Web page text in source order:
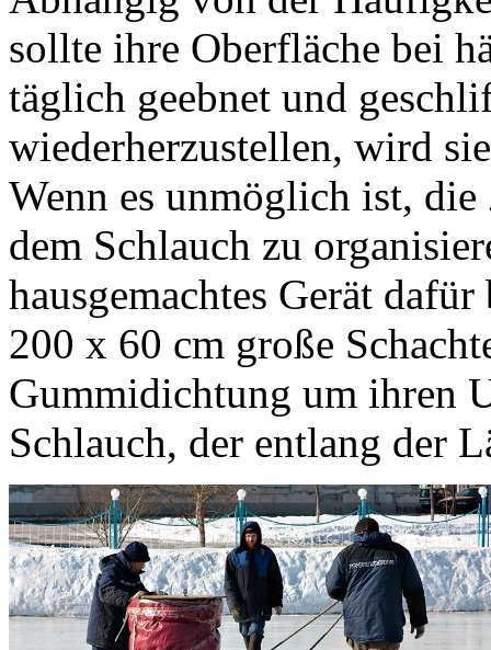
sollte ihre Oberfläche bei
täglich geebnet und
wiederherzustellen, wird
Wenn es unmöglich ist,
dem Schlauch zu
hausgemachtes Gerät
200 x 60 cm große
Gummidichtung um ihren
Schlauch, der entlang der